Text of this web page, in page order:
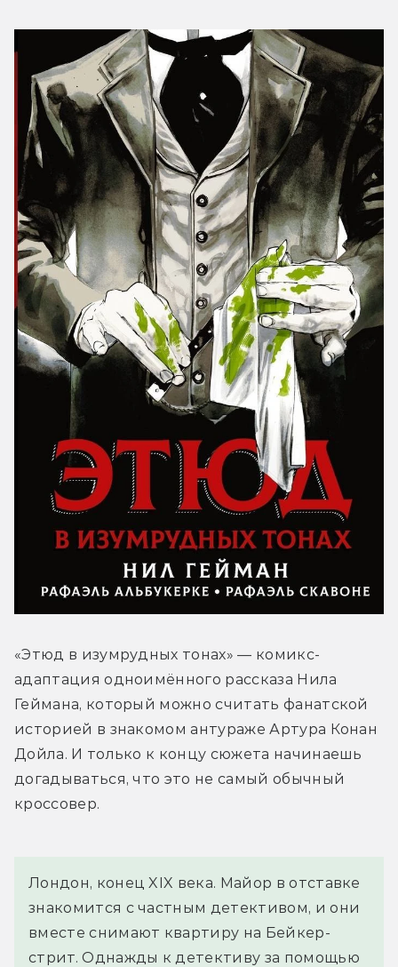
«Этюд в изумрудных тонах» — комикс-
адаптация одноимённого рассказа Нила
Геймана, который можно считать фанатской
историей в знакомом антураже Артура Конан
Дойла. И только к концу сюжета начинаешь
догадываться, что это не самый обычный
кроссовер.
Лондон, конец XIX века. Майор в отставке
знакомится с частным детективом, и они
вместе снимают квартиру на Бейкер-
стрит. Однажды к детективу за помощью